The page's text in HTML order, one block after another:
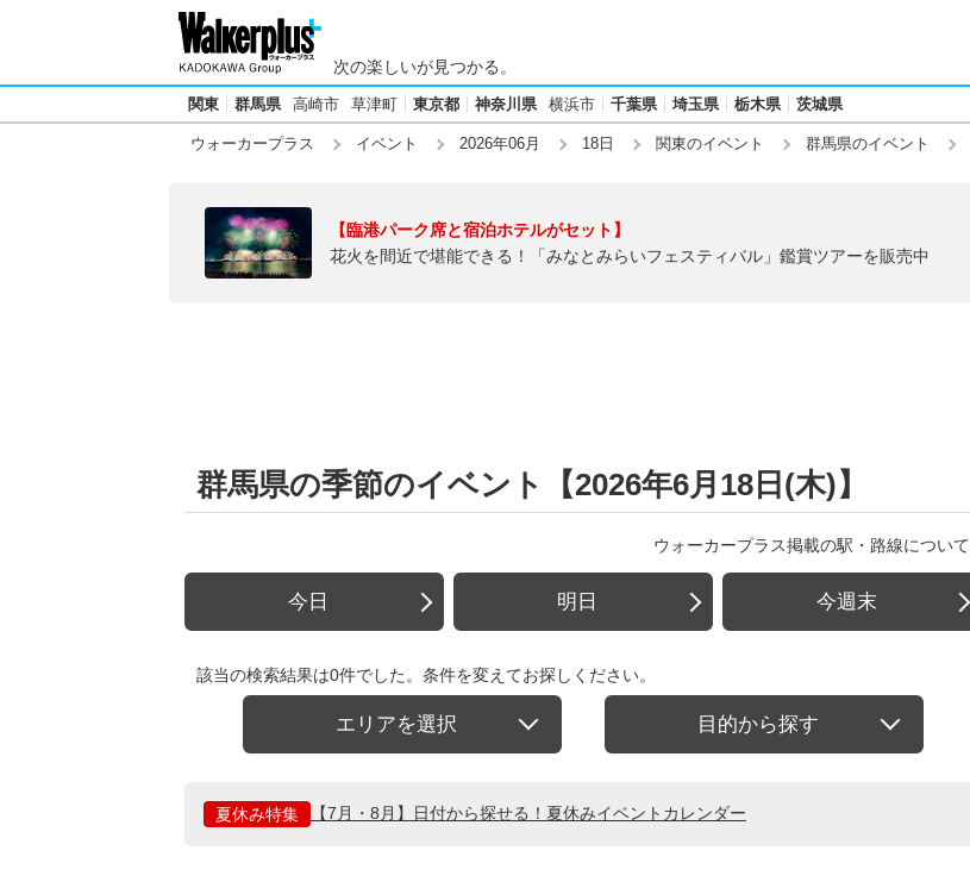
次の楽しいが見つかる。
関東 群馬県 高崎市 草津町 東京都 神奈川県 横浜市 千葉県 埼玉県 栃木県 茨城県
ウォーカープラス イベント 2026年06月 18日 関東のイベント 群馬県のイベント
【臨港パーク席と宿泊ホテルがセット】
花火を間近で堪能できる！「みなとみらいフェスティバル」鑑賞ツアーを販売中
群馬県の季節のイベント【2026年6月18日(木)】
ウォーカープラス掲載の駅・路線について
今日 明日 今週末
該当の検索結果は0件でした。条件を変えてお探しください。
エリアを選択 目的から探す
夏休み特集 【7月・8月】日付から探せる！夏休みイベントカレンダー